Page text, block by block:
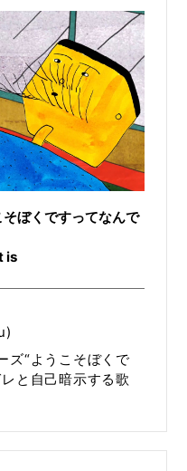
ぼくですってなんで
is
ズ“ようこそぼくで
と自己暗示する歌